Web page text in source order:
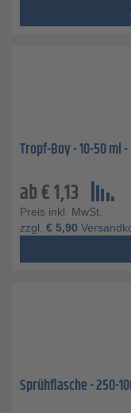
Tropf-Boy - 10-50 ml
ab€1,13
Preis inkl. MwSt.
zzgl. € 5,90
Sprühflasche - 250-